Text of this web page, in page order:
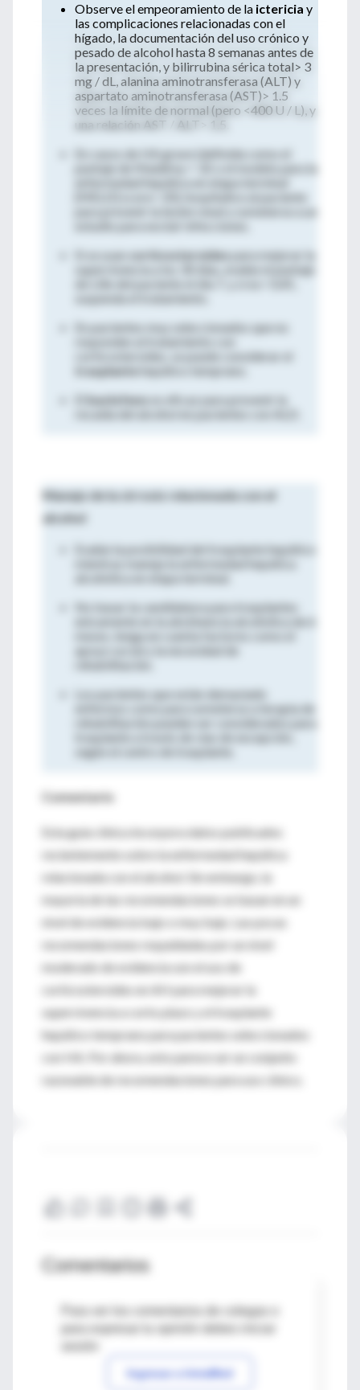
Observe el empeoramiento de la ictericia y
las complicaciones relacionadas con el
hígado, la documentación del uso crónico y
pesado de alcohol hasta 8 semanas antes de
la presentación, y bilirrubina sérica total> 3
mg / dL, alanina aminotransferasa (ALT) y
aspartato aminotransferasa (AST)> 1.5
veces la límite de normal (pero <400 U / L), y
una relación AST / ALT> 1.5.
En casos de HA grave (definida como el
puntaje de Maddrey = 32 o el modelo para la
[MELD] score> 20), hospitalice al paciente
Si se usan corticosteroidespara mejorar la
En pacientes muy seleccionados que no
corticosteroides, se puede considerar el
trasplante
baclofenoes eficaz para prevenir la
Manejo de la cirrosis relacionada con el
alcohol
Evalúe la posibilidad del trasplante hepático
No basar la candidatura para trasplantes
Los pacientes que están demasiado
enfermos como para someterse a terapia de
Comentario
Esta guía clínica incorpora datos publicados
recientemente sobre la enfermedad hepática
relacionada con el alcohol. Sin embargo, la
mayoría de las recomendaciones se basan en un
nivel de evidencia bajo o muy bajo. Las pocas
recomendaciones respaldadas por un nivel
moderado de evidencia son el uso de
corticosteroides en AH para mejorar la
supervivencia a corto plazo y el trasplante
hepático temprano para pacientes seleccionados
con HA. Por ahora, esto parece ser un conjunto
razonable de recomendaciones para uso clínico.
Comentarios
Para ver los comentarios de colegas o
Ingresar a IntraMed